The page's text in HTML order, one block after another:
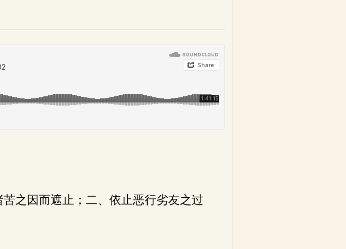
之因而遮止；二、依止恶行劣友之过